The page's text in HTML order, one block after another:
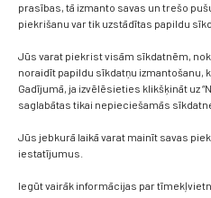
prasības, tā izmanto savas un trešo
piekrišanu var tik uzstādītas papildu
Jūs varat piekrist visām sīkdatnēm,
noraidīt papildu sīkdatņu izmantošanu,
Gadījumā, ja izvēlēsieties klikšķināt uz
saglabātas tikai nepieciešamās
Jūs jebkurā laikā varat mainīt savas
iestatījumus.
Iegūt vairāk informācijas par
Kontakti
+371 638 656 05